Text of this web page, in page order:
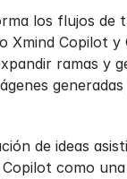
los flujos de
Xmind Copilot
ramas y
de ideas
como